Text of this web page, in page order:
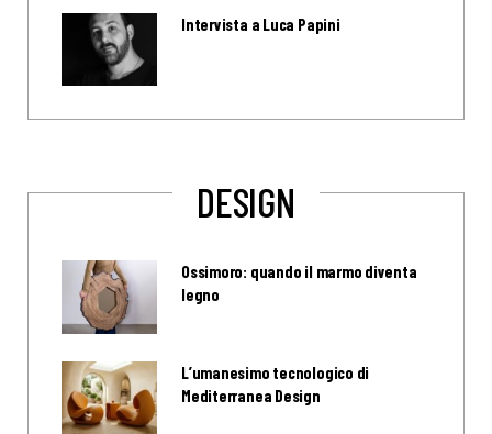
Intervista a Luca Papini
DESIGN
Ossimoro: quando il marmo diventa
legno
L’umanesimo tecnologico di
Mediterranea Design